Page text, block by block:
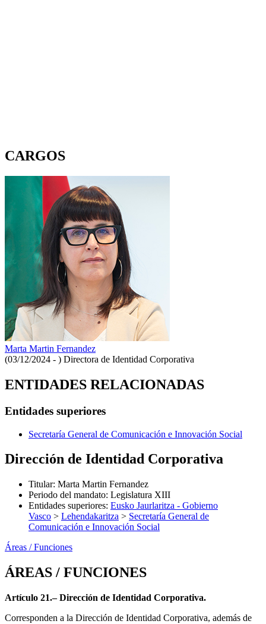
CARGOS
Marta Martin Fernandez
(03/12/2024 - ) Directora de Identidad Corporativa
ENTIDADES RELACIONADAS
Entidades superiores
Secretaría General de Comunicación e Innovación Social
Dirección de Identidad Corporativa
Titular: Marta Martin Fernandez
Periodo del mandato: Legislatura XIII
Entidades superiores: Eusko Jaurlaritza - Gobierno
Vasco > Lehendakaritza > Secretaría General de
Comunicación e Innovación Social
Áreas / Funciones
ÁREAS / FUNCIONES
Artículo 21.– Dirección de Identidad Corporativa.
Corresponden a la Dirección de Identidad Corporativa, además de